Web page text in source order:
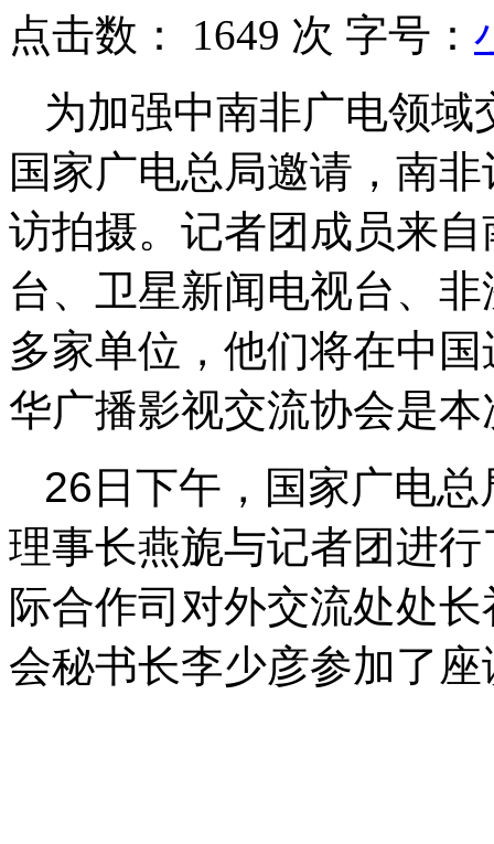
点击数： 1649 次 字号：
为加强中南非广电领
国家广电总局邀请，南
访拍摄。记者团成员来
台、卫星新闻电视台、
多家单位，他们将在中
华广播影视交流协会是
26日下午，国家广电
理事长燕旎与记者团进
际合作司对外交流处处
会秘书长李少彦参加了座